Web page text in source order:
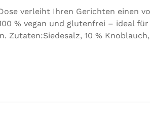
verleiht Ihren Gerichten einen
% vegan und glutenfrei – ideal
Zutaten:Siedesalz, 10 %
Thymian), Trennmittel